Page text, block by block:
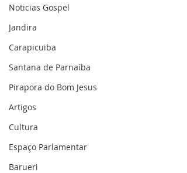
Noticias Gospel
Jandira
Carapicuiba
Santana de Parnaíba
Pirapora do Bom Jesus
Artigos
Cultura
Espaço Parlamentar
Barueri